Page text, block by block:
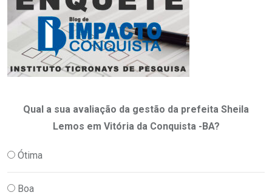
Qual a sua avaliação da gestão da prefeita Sheila
Lemos em Vitória da Conquista -BA?
Ótima
Boa